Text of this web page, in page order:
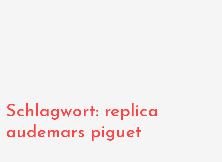
Schlagwort: replica
audemars piguet